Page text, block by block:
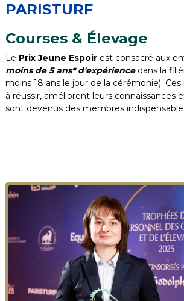
PARISTURF
Courses & Élevage
Le Prix Jeune Espoir est consacré aux
moins de 5 ans* d'expériencedans la
moins 18 ans le jour de la cérémonie).
à réussir, améliorent leurs connaissances
sont devenus des membres